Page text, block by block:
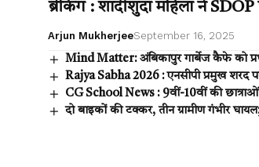
ब्रेकिंग : शादीशुदा महिला ने
Arjun MukherjeeSeptember 16, 2025
Mind Matter: अंबिकापुर गार्बेज कैफे को
Rajya Sabha 2026 : एनसीपी प्रमुख शरद
CG School News : 9वीं-10वीं की
दो बाइकों की टक्कर, तीन ग्रामीण गंभीर